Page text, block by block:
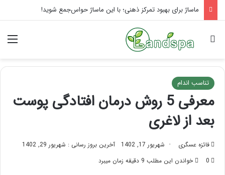
راهنمای کامل آموزش ماساژ لب بعد از تزریق ژل
جستجو برای
تناسب اندام
معرفی 5 روش درمان افتادگی پوست
بعد از لاغری
فائزه عسگری شهریور 17, 1402
آخرین بروز رسانی : شهریور 29, 1402
0
خواندن این مطلب 9 دقیقه زمان میبرد